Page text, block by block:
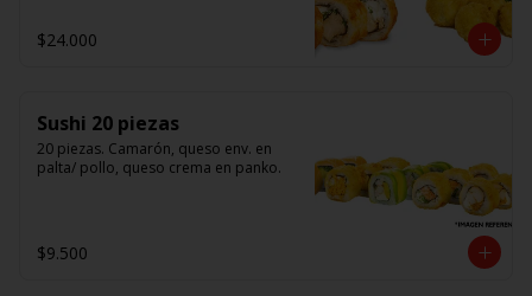
crema)/ gyosas mixtas.
$24.000
Sushi 20 piezas
20 piezas. Camarón, queso env. en
palta/ pollo, queso crema en panko.
$9.500